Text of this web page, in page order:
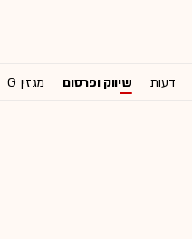
דעות שיווק ופרסום מגזין G